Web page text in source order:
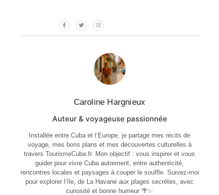
Caroline Hargnieux
Auteur & voyageuse passionnée
Installée entre Cuba et l’Europe, je partage mes récits de
voyage, mes bons plans et mes découvertes culturelles à
travers TourismeCuba.fr. Mon objectif : vous inspirer et vous
guider pour vivre Cuba autrement, entre authenticité,
rencontres locales et paysages à couper le souffle. Suivez-moi
pour explorer l’île, de La Havane aux plages secrètes, avec
curiosité et bonne humeur 🌴✨